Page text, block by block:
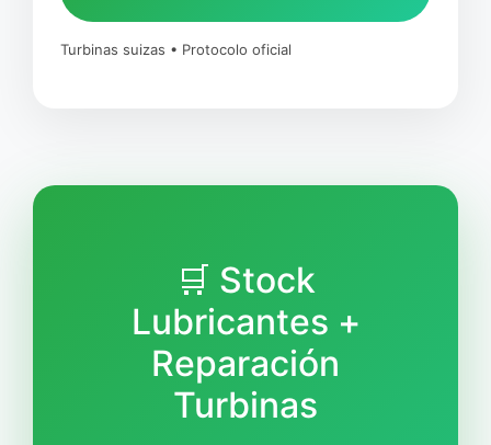
Turbinas suizas • Protocolo oficial
🛒 Stock
Lubricantes +
Reparación
Turbinas